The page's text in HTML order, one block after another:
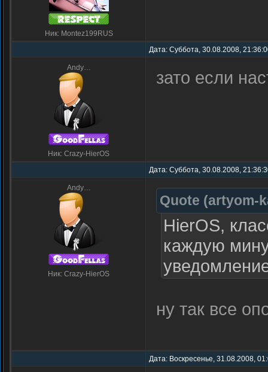
Ник: Montez199RUS
Дата: Суббота, 30.08.2008,
Andy…
Ник: Crazy-HierOS
зато если
Дата: Суббота, 30.08.2008,
Andy…
Ник: Crazy-HierOS
Quote (artyom-
HierOS,
каждую
ну так все
Дата: Воскресенье, 31.08.2008,